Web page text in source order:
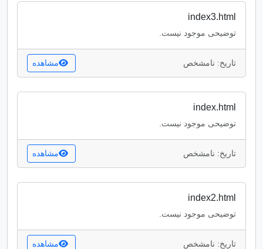
index3.html
توضیحی موجود نیست.
تاریخ: نامشخص مشاهده
index.html
توضیحی موجود نیست.
تاریخ: نامشخص مشاهده
index2.html
توضیحی موجود نیست.
تاریخ: نامشخص مشاهده